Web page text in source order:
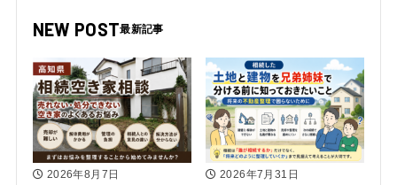
NEW POST
2026年8月7日
2026年7月31日